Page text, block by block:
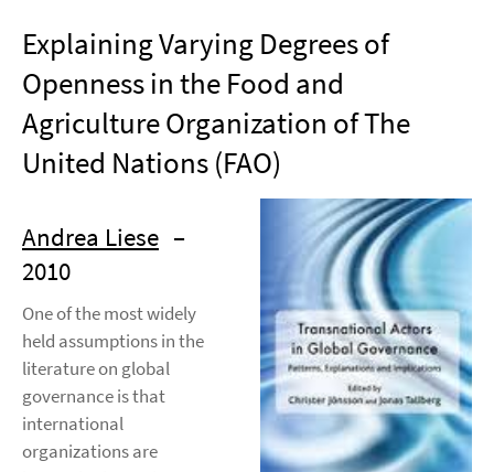
Explaining Varying Degrees of
Openness in the Food and
Agriculture Organization of The
United Nations (FAO)
Andrea Liese –
2010
One of the most widely
held assumptions in the
literature on global
governance is that
international
organizations are